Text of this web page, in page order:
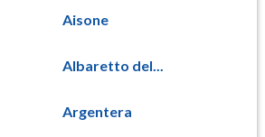
Aisone
Albaretto del...
Argentera